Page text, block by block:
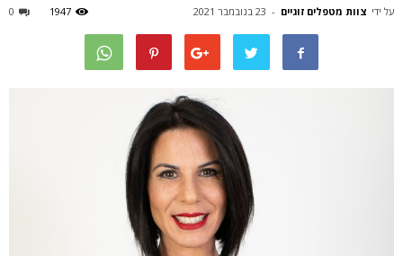
על ידי צוות מטפלים זוגיים - 23 בנובמבר 2021 0 1947